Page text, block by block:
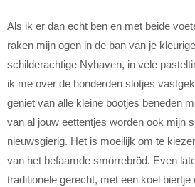
Als ik er dan echt ben en met beide
raken mijn ogen in de ban van je
schilderachtige Nyhaven, in vele
ik me over de honderden slotjes
geniet van alle kleine bootjes beneden
van al jouw eettentjes worden ook mijn
nieuwsgierig. Het is moeilijk om te
van het befaamde smörrebröd. Even
traditionele gerecht, met een koel biertje